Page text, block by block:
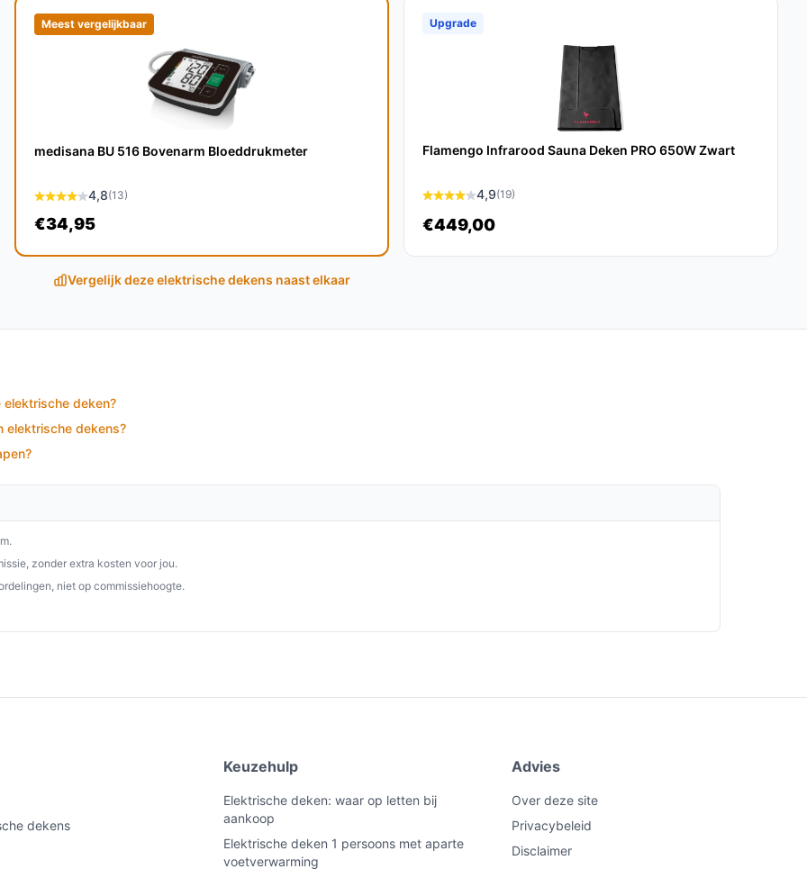
cm is het ideaal voor eenpersoonsbedden
gevoel op de huid en is ademend, wat
kunnen verlichting bieden bij
dekens?
voor efficiëntere verwarming en een
maakt.
iedereen die op zoek is naar warmte,
Kies bewust wat
Meest vergelijkbaar
medisana BU 516 Bovenarm Bloeddrukmeter
4,8(13)
€34,95
Upgrade
Flamengo Infrarood Sauna Deken PRO 650W Zwart
4,9(19)
€449,00
Vergelijk deze elektrische dekens naast elkaar
deken?
elektrische dekens?
zonder extra kosten voor jou.
niet op commissiehoogte.
dekens
Keuzehulp
Elektrische deken: waar op letten bij
aankoop
Elektrische deken 1 persoons met aparte
voetverwarming
Advies
Over deze site
Privacybeleid
Disclaimer